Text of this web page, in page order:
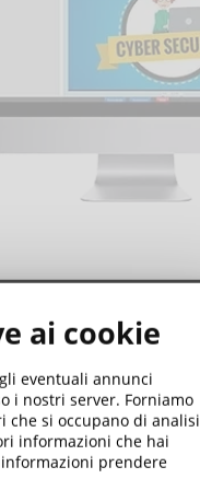
ai cookie
eventuali annunci
i nostri server. Forniamo
si occupano di analisi
informazioni che hai
prendere